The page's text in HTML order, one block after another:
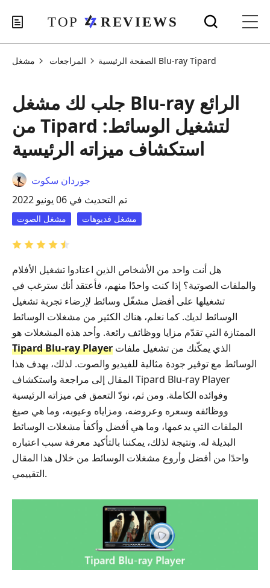
الصفحة الرئيسية المراجعات مشغل Blu-ray Tipard
جلب لك مشغل Blu-ray الرائع
من Tipard لتشغيل الوسائط:
استكشاف ميزاته الرئيسية
جوردان سكوت
تم التحديث في 06 يونيو 2022
مشغل الصوت مشغل فديوهات
هل أنت واحد من الأشخاص الذين اعتادوا تشغيل الأفلام
والملفات الصوتية؟ إذا كنت واحدًا منهم، فأعتقد أنك سترغب في
تشغيلها على أفضل مشغّل وسائط لإرضاء تجربة تشغيل
الوسائط لديك. كما نعلم، هناك الكثير من مشغلات الوسائط
الممتازة التي تقدّم مزايا ووظائف رائعة. وأحد هذه المشغلات هو
Tipard Blu-ray Player
الوسائط مع توفير جودة مثالية للفيديو والصوت. لذلك، يهدف هذا
المقال إلى مراجعة واستكشاف Tipard Blu-ray Player
وفوائده الكاملة. ومن ثم، نودّ التعمق في ميزاته الرئيسية
ووظائفه وسعره وعروضه، ومزاياه وعيوبه، وما هي صيغ
الملفات التي يدعمها، وما هي أفضل وأكفأ مشغلات الوسائط
البديلة له. ونتيجة لذلك، يمكننا بالتأكيد معرفة سبب اعتباره
واحدًا من أفضل وأروع مشغلات الوسائط من خلال هذا المقال
التقييمي.